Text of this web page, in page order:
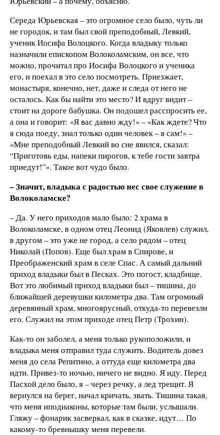
Середа Юрьевская – это огромное село было, чуть ли
не городок, и там был свой преподобный, Левкий,
ученик Иосифа Волоцкого. Когда владыку только
назначили епископом Волоколамским, он все, что
можно, прочитал про Иосифа Волоцкого и ученика
его, и поехал в это село посмотреть. Приезжает,
монастыря, конечно, нет, даже и следа от него не
осталось. Как бы найти это место? И вдруг видит –
стоит на дороге бабушка. Он подошел расспросить ее,
а она и говорит: «Я вас давно жду!» – «Как ждете? Что
я сюда поеду, знал только один человек – я сам!» –
«Мне преподобный Левкий во сне явился, сказал:
“Приготовь еды, напеки пирогов, к тебе гости завтра
приедут!”». Такое вот чудо было.
– Значит, владыка с радостью нес свое служение в
Волоколамске?
– Да. У него приходов мало было: 2 храма в
Волоколамске, в одном отец Леонид (Яковлев) служил,
в другом – это уже не город, а село рядом – отец
Николай (Попов). Еще был храм в Спирове, и
Преображенский храм в селе Спас. А самый дальний
приход владыки был в Песках. Это погост, кладбище.
Вот это любимый приход владыки был – тишина, до
ближайшей деревушки километра два. Там огромный
деревянный храм, многоярусный, откуда-то перевезли
его. Служил на этом приходе отец Петр (Трохин).
Как-то он заболел, а меня только рукоположили, и
владыка меня отправил туда служить. Водитель довез
меня до села Репитино, а оттуда еще километра два
идти. Привез-то ночью, ничего не видно. Я иду. Перед
Пасхой дело было, я – через речку, а лед трещит. Я
вернулся на берег, начал кричать, звать. Тишина такая,
что меня иподиаконы, которые там были, услышали.
Гляжу – фонарик засверкал, как в сказке, идут… По
какому-то бревнышку меня перевели.